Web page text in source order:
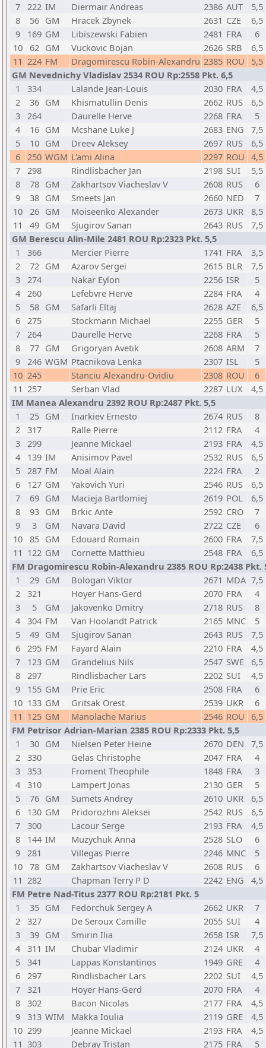
7 222 IM Diermair Andreas 2386 AUT
5,5
8
56 GM Hracek Zbynek 2631 CZE
6,5
9
169 GM Libiszewski Fabien 2481 FRA
6
10 62 GM Vuckovic Bojan 2626 SRB
6,5
11 224 FM Dragomirescu Robin-Alexandru 2385 ROU
5,5
GM Nevednichy Vladislav 2534 ROU Rp:2558 Pkt. 6,5
1
334 Lalande Jean-Louis 2030 FRA
4,5
2
36 GM Khismatullin Denis 2662 RUS
6,5
3 264 Daurelle Herve 2268 FRA
5
4
16 GM Mcshane Luke J 2683 ENG
7,5
5
10 GM Dreev Aleksey 2697 RUS
6,5
6 250 WGM L'ami Alina 2297 ROU 4,5
7 298 Rindlisbacher Jan 2198 SUI
5,5
8
78 GM Zakhartsov Viacheslav V 2608 RUS
6
9
38 GM Smeets Jan 2660 NED
7
10 26 GM Moiseenko Alexander 2673 UKR
8,5
11
49 GM Sjugirov Sanan 2643 RUS
7,5
GM Berescu Alin-Mile 2481 ROU Rp:2323 Pkt. 5,5
1
366 Mercier Pierre 1741 FRA
3,5
2
72 GM Azarov Sergei 2615 BLR
7,5
3 274 Nakar Eylon 2256 ISR
5
4 260 Lefebvre Herve 2284 FRA
4
5
58 GM Safarli Eltaj 2628 AZE
6,5
6 275 Stockmann Michael 2255 GER
5
7 264 Daurelle Herve 2268 FRA
5
8
77 GM Grigoryan Avetik 2608 ARM
7
9 246 WGM Ptacnikova Lenka 2307 ISL
5
10 245 Stanciu Alexandru-Ovidiu 2308 ROU
6
11 257 Serban Vlad 2287 LUX
4,5
IM Manea Alexandru 2392 ROU Rp:2487 Pkt. 5,5
1
25 GM Inarkiev Ernesto 2674 RUS
8
2 317 Ralle Pierre 2112 FRA
4
3 299 Jeanne Mickael 2193 FRA
4,5
4
139 IM Anisimov Pavel 2532 RUS
6,5
5 287 FM Moal Alain 2224 FRA
2
6
127 GM Yakovich Yuri 2546 RUS
6,5
7
69 GM Macieja Bartlomiej 2619 POL
6,5
8
93 GM Brkic Ante 2592 CRO
7
9
3 GM Navara David 2722 CZE
6
10 85 GM Edouard Romain 2600 FRA
7,5
11 122 GM Cornette Matthieu 2548 FRA
6,5
FM Dragomirescu Robin-Alexandru 2385 ROU Rp:2438 Pkt.
1
29 GM Bologan Viktor 2671 MDA 7,5
2 321 Hoyer Hans-Gerd 2070 FRA
4
3
5 GM Jakovenko Dmitry 2718 RUS
8
4 304 FM Van Hoolandt Patrick 2165 MNC
5
5
49 GM Sjugirov Sanan 2643 RUS
7,5
6 295 FM Fayard Alain 2210 FRA
4,5
7
123 GM Grandelius Nils 2547 SWE
6,5
8 297 Rindlisbacher Lars 2202 SUI
4,5
9
155 GM Prie Eric 2508 FRA
6
10 133 GM Gritsak Orest 2539 UKR
6
11 125 GM Manolache Marius 2546 ROU 6,5
FM Petrisor Adrian-Marian 2385 ROU Rp:2333 Pkt. 5,5
1
30 GM Nielsen Peter Heine 2670 DEN
7,5
2 330 Gelas Christophe 2047 FRA
4
3 353 Froment Theophile 1848 FRA
3
4 310 Lampert Jonas 2130 GER
5
5
76 GM Sumets Andrey 2610 UKR
6,5
6
130 GM Pridorozhni Aleksei 2542 RUS
6,5
7 300 Lacour Serge 2193 FRA
4,5
8
144 IM Muzychuk Anna 2528 SLO
6
9 281 Villegas Pierre 2246 MNC
5
10 78 GM Zakhartsov Viacheslav V 2608 RUS
6
11 282 Chapman Terry P D 2242 ENG
4,5
FM Petre Nad-Titus 2377 ROU Rp:2181 Pkt. 5
1
35 GM Fedorchuk Sergey A 2662 UKR
7
2 327 De Seroux Camille 2055 SUI
4
3
39 GM Smirin Ilia 2658 ISR
7,5
4 311 IM Chubar Vladimir 2124 UKR
4
5 341 Lappas Konstantinos 1949 GRE
4
6 297 Rindlisbacher Lars 2202 SUI
4,5
7 321 Hoyer Hans-Gerd 2070 FRA
4
8 302 Bacon Nicolas 2177 FRA
4,5
9 313 WIM Makka Ioulia 2119 GRE
4,5
10 299 Jeanne Mickael 2193 FRA
4,5
11 303 Debray Tristan 2175 FRA
5